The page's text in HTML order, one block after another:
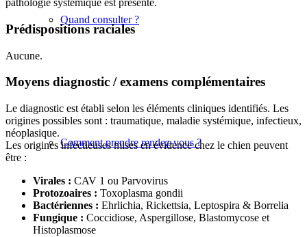
Quand consulter ?
Comment prendre rendez-vous ?
pathologie systémique est présente.
Prédispositions raciales
Aucune.
Moyens diagnostic / examens complémentaires
Le diagnostic est établi selon les éléments cliniques identifiés. Les
origines possibles sont : traumatique, maladie systémique, infectieux,
néoplasique.
Les origines infectieuses mises en évidence chez le chien peuvent
être :
Virales : CAV 1 ou Parvovirus
Protozoaires : Toxoplasma gondii
Bactériennes : Ehrlichia, Rickettsia, Leptospira & Borrelia
Fungique : Coccidiose, Aspergillose, Blastomycose et
Histoplasmose